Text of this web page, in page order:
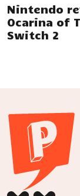
Nintendo
Ocarina of
Switch 2